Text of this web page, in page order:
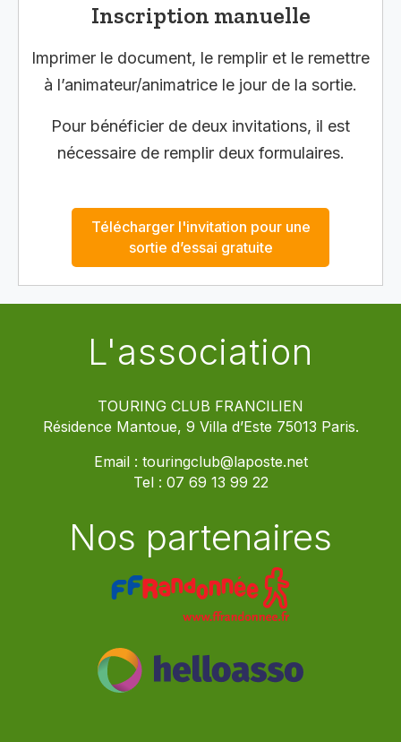
Inscription manuelle
Imprimer le document, le remplir et le remettre
à l’animateur/animatrice le jour de la sortie.
Pour bénéficier de deux invitations, il est
nécessaire de remplir deux formulaires.
Télécharger l'invitation pour une
sortie d’essai gratuite
L'association
TOURING CLUB FRANCILIEN
Résidence Mantoue, 9 Villa d’Este 75013 Paris.
Email : touringclub@laposte.net
Tel : 07 69 13 99 22
Nos partenaires